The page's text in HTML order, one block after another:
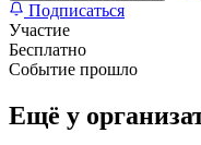
Подписаться
Участие
Бесплатно
Событие прошло
Ещё у